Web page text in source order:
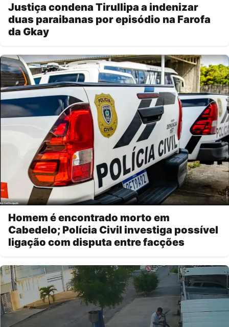
Justiça condena Tirullipa a indenizar
duas paraibanas por episódio na Farofa
da Gkay
Homem é encontrado morto em
Cabedelo; Polícia Civil investiga possível
ligação com disputa entre facções